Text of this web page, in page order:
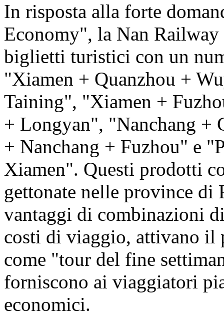
In risposta alla forte
Economy", la Nan Railway
biglietti turistici con un
"Xiamen + Quanzhou +
Taining", "Xiamen +
+ Longyan", "Nanchang +
+ Nanchang + Fuzhou" e
Xiamen". Questi prodotti
gettonate nelle province di
vantaggi di combinazioni
costi di viaggio, attivano il
come "tour del fine
forniscono ai viaggiatori
economici.